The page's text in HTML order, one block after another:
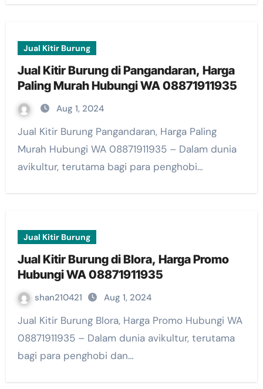
Jual Kitir Burung
Jual Kitir Burung di Pangandaran, Harga
Paling Murah Hubungi WA 08871911935
Aug 1, 2024
Jual Kitir Burung Pangandaran, Harga Paling
Murah Hubungi WA 08871911935 – Dalam dunia
avikultur, terutama bagi para penghobi…
Jual Kitir Burung
Jual Kitir Burung di Blora, Harga Promo
Hubungi WA 08871911935
shan210421 Aug 1, 2024
Jual Kitir Burung Blora, Harga Promo Hubungi WA
08871911935 – Dalam dunia avikultur, terutama
bagi para penghobi dan…